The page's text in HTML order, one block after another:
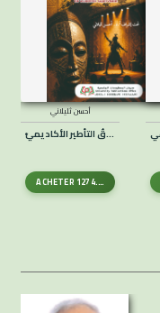
أحسن ثليلاني
الممارسةُ المسرحيةُ في إفريقيا: تجاربُ الركح وآفاقُ التأطير الأكاديميّ
ACHETER 1274.00 DA